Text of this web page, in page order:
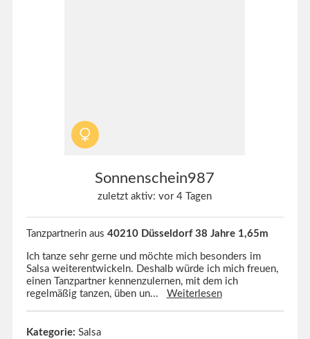
Sonnenschein987
zuletzt aktiv: vor 4 Tagen
Tanzpartnerin aus 40210 Düsseldorf 38 Jahre 1,65m
Ich tanze sehr gerne und möchte mich besonders im
Salsa weiterentwickeln. Deshalb würde ich mich freuen,
einen Tanzpartner kennenzulernen, mit dem ich
regelmäßig tanzen, üben un... Weiterlesen
Kategorie: Salsa